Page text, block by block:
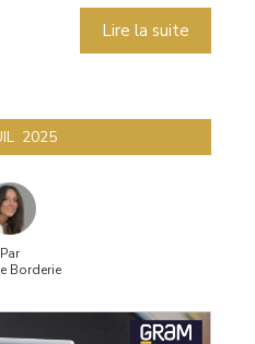
Lire la suite
2025
Par
Borderie